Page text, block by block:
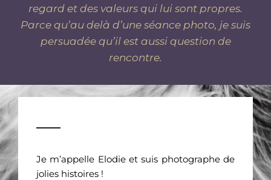
regard et des valeurs qui lui sont propres.
Parce qu’au delà d’une séance photo, je suis
persuadée qu’il est aussi question de
rencontre.
Je m’appelle Elodie et suis photographe de
jolies histoires !